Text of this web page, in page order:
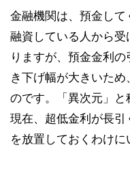
金融機関は、預金して
融資している人から
りますが、預金金利の
き下げ幅が大きいた
のです。「異次元」
現在、超低金利が長
を放置しておくわけに